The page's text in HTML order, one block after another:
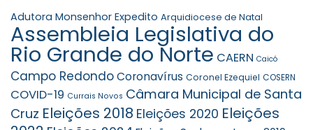
Adutora Monsenhor Expedito Arquidiocese de Natal
Assembleia Legislativa do
Rio Grande do Norte CAERN Caicó
Campo RedondoCoronavírus Coronel Ezequiel COSERN
COVID-19 Currais Novos Câmara Municipal de Santa
Cruz Eleições 2018 Eleições 2020 Eleições